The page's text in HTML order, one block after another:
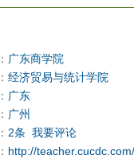
1dfbset
1printdfb
o
dfbthisxc
广东商学院
经济贸易与统计学院
广东
广州
2条 我要评论
http://